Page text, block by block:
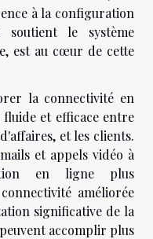
à la configuration
le système
est au cœur de cette
la connectivité en
et efficace entre
et les clients.
et appels vidéo à
en ligne plus
améliorée
significative de la
accomplir plus